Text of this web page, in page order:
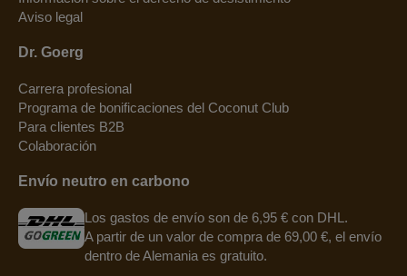
Aviso legal
Dr. Goerg
Carrera profesional
Programa de bonificaciones del Coconut Club
Para clientes B2B
Colaboración
Envío neutro en carbono
Los gastos de envío son de 6,95 € con DHL.
A partir de un valor de compra de 69,00 €, el envío
dentro de Alemania es gratuito.